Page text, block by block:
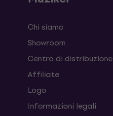
Chi siamo
Showroom
Centro di distribuzione
Affiliate
Logo
Informazioni legali